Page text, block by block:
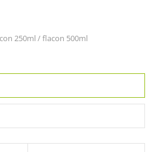
250ml / flacon 500ml